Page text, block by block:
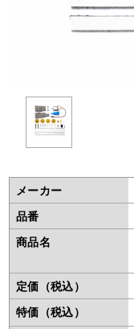
メーカー
品番
商品名
定価（税込）
特価（税込）